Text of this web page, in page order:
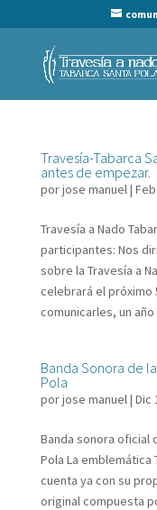
Travesía-Tabarca
antes de empezar.
porjose manuel|
Travesía a Nado
participantes: Nos
sobre la Travesía a
celebrará el próximo
comunicarles, un
Banda Sonora de
Pola
porjose manuel| Dic
Banda sonora oficial
Pola La emblemática
cuenta ya con su
original compuesta